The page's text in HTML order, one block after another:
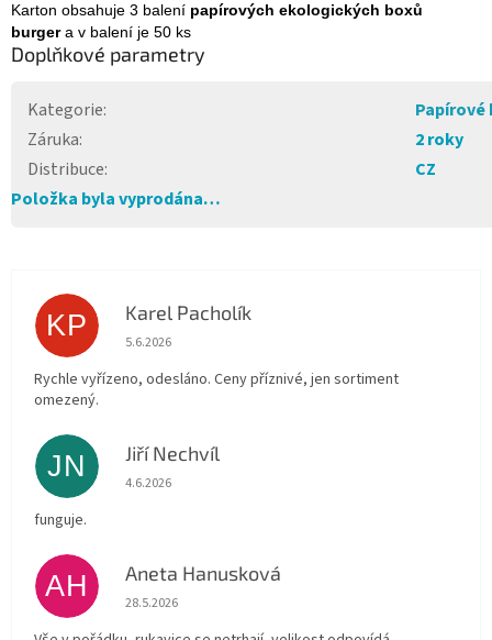
Karton obsahuje 3 balení papírových ekologických boxů
burgera v balení je 50 ks
Doplňkové parametry
Kategorie:
Papírové
Záruka:
2 roky
Distribuce:
CZ
Položka byla vyprodána…
KP Karel Pacholík
Hodnocení obchodu je 4 z 5 hvězdiček.
5.6.2026
Rychle vyřízeno, odesláno. Ceny příznivé, jen sortiment
omezený.
JN Jiří Nechvíl
Hodnocení obchodu je 5 z 5 hvězdiček.
4.6.2026
funguje.
AH Aneta Hanusková
Hodnocení obchodu je 5 z 5 hvězdiček.
28.5.2026